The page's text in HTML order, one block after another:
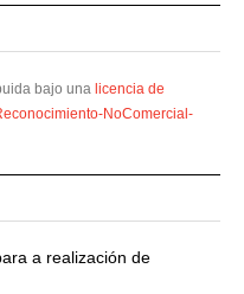
bajo una licencia de
NoComercial-
a realización de